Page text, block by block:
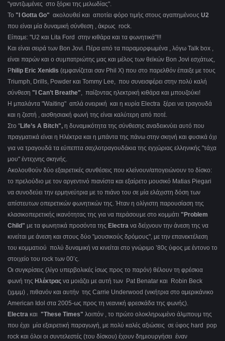
"γαντζωμένες στο ξόρκι της μελωδίας".
Το "I Gotta Go" ακολουθεί και αποτίει φόρο τιμής στους αγαπημένους U2
που είναι μία δυναμική σύνθεση , άκρως rock.
Είπαμε: "U2 και Lita Ford στην κιθάρα και τα φωνητικά"!!!
Και είναι σειρά των Bon Jovi. Πέρα από τα παραμορφωμένα , λόγω Talk box ,
είναι παρών και ο συμπατριώτης μας και μέλος των θεϊκών Bon Jovi εσχάτως,
Philip Eric Xenidis (εμφανίζεται σαν Phil X) που στο παρελθόν έπαιξε με τους
Triumph, Drills, Powder και Tommy Lee, που συνεισφέρει στην πολύ καλή
σύνθεση "I Can’t Breathe", παίζοντας ηλεκτρική κιθάρα και μπουζούκι!
Η μπαλάντα "Waiting" απλά ονειρική και η κυρία Electra ξέρει να τραγουδά
και η ζεστή , αισθησιακή φωνή της είναι καλύτερη από ποτέ.
Στο "Life’s A Bitch", η δυναμικότητα της σύνθεσης αναδεικνύει αυτό που
πραγματικά είναι η Ηλέκτρα και η μπάντα της πάνω στην σκηνή και φυσικά όχι
για να τραγουδά τα εύπεπτα σαχλοτραγουδάκια της εγχώριας ελληνικής "τάχα
μου" έντεχνης σκηνής.
Ακολουθούν δύο εξαιρετικές συνθέσεις που κλείνουν/απογειώνουν το δίσκο:
το πρελούδιο με τον αργεντινό πιανίστα και εξαίρετο μουσικό Matias Piegari
να συνοδεύει την ερμηνεύτρια με το πιάνο του σε μία ελάχιστη δόση των
απίστευτων οπερετικών φωνητικών της. Ήταν η ολίγιστη παρουσίαση της
κλασικοπερετικής ικανότητας της για να περάσουμε στο κομμάτι "Problem
Child" με τα φωνητικά προσόντα της Electra να δείχνουν την άνεση της να
κινείται με άνεση και στους δύο "μουσικούς δρόμους", με την επανεκτέλεση
του κομματιού πολύ δυναμική να κινείται στο γνώριμο ’80ς ύφος με έντονο το
στοιχείο του rock των 00’ς.
Οι συγκρίσεις (λίγο υπερβολικές ίσως προς το παρόν) θέλουν τη φρέσκια
φωνή της Ηλέκτρας να μοιάζει με αυτή των Pat Benatar και Robin Beck
(χμμμ) , πιθανόν και αυτήν της Carrie Underwood (νικήτρια στο αμερικάνικο
American Idol στα 2005-ως προς τη νεανική φρεσκάδα της φωνής).
Electra και "These Times" λοιπόν , το πρώτο ολοκληρωμένο άλμπουμ της
που έχει μία εξαιρετική παραγωγή, με πολύ καλές αξιώσεις σε ύφος hard pop
rock και όλοι οι συντελεστές (του δίσκου) έχουν δημιουργήσει έναν